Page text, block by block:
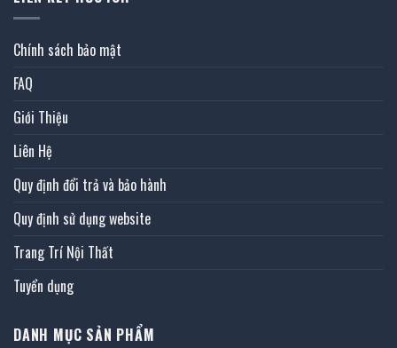
Chính sách bảo mật
FAQ
Giới Thiệu
Liên Hệ
Quy định đổi trả và bảo hành
Quy định sử dụng website
Trang Trí Nội Thất
Tuyển dụng
DANH MỤC SẢN PHẨM